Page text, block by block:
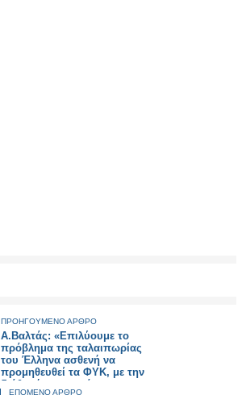
ΠΡΟΗΓΟΥΜΕΝΟ ΑΡΘΡΟ
Α.Βαλτάς: «Επιλύουμε το
πρόβλημα της ταλαιπωρίας
του Έλληνα ασθενή να
προμηθευθεί τα ΦΥΚ, με την
διάθεσή τους από τα
ΕΠΟΜΕΝΟ ΑΡΘΡΟ